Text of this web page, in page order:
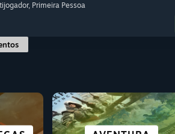
, Primeira Pessoa